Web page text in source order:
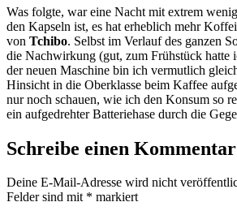
Was folgte, war eine Nacht mit extrem
den Kapseln ist, es hat erheblich mehr
von Tchibo. Selbst im Verlauf des ganzen
die Nachwirkung (gut, zum Frühstück
der neuen Maschine bin ich vermutlich
Hinsicht in die Oberklasse beim Kaffee
nur noch schauen, wie ich den Konsum so
ein aufgedrehter Batteriehase durch die
Schreibe einen Kommentar
Deine E-Mail-Adresse wird nicht
Felder sind mit * markiert